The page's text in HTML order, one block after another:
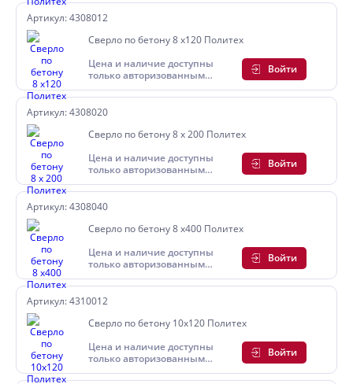
Артикул: 4308012
Сверло по бетону 8 х120 Политех
Цена и наличие доступны
только авторизованным
пользователям
Войти
Артикул: 4308020
Сверло по бетону 8 х 200 Политех
Цена и наличие доступны
только авторизованным
пользователям
Войти
Артикул: 4308040
Сверло по бетону 8 х400 Политех
Цена и наличие доступны
только авторизованным
пользователям
Войти
Артикул: 4310012
Сверло по бетону 10х120 Политех
Цена и наличие доступны
только авторизованным
пользователям
Войти